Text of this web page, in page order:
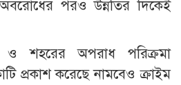
পরও উন্নতির দিকেই
ও শহরের অপরাধ পরিক্রমা
প্রকাশ করেছে নামবেও ক্রাইম